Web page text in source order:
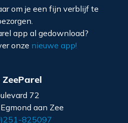
om je een fijn verblijf te
app al gedownload?
onze nieuwe app!
ZeeParel
72
aan Zee
825097